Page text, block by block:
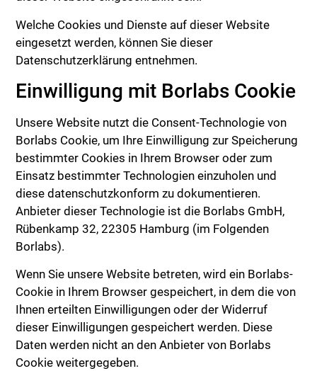
Welche Cookies und Dienste auf dieser Website
eingesetzt werden, können Sie dieser
Datenschutzerklärung entnehmen.
Einwilligung mit Borlabs Cookie
Unsere Website nutzt die Consent-Technologie von
Borlabs Cookie, um Ihre Einwilligung zur Speicherung
bestimmter Cookies in Ihrem Browser oder zum
Einsatz bestimmter Technologien einzuholen und
diese datenschutzkonform zu dokumentieren.
Anbieter dieser Technologie ist die Borlabs GmbH,
Rübenkamp 32, 22305 Hamburg (im Folgenden
Borlabs).
Wenn Sie unsere Website betreten, wird ein Borlabs-
Cookie in Ihrem Browser gespeichert, in dem die von
Ihnen erteilten Einwilligungen oder der Widerruf
dieser Einwilligungen gespeichert werden. Diese
Daten werden nicht an den Anbieter von Borlabs
Cookie weitergegeben.